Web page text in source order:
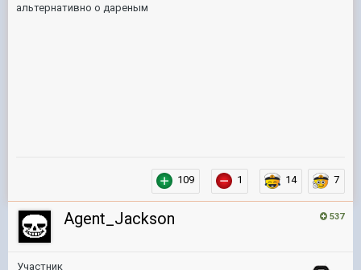
альтернативно о дареным
109 1 14 7
537
Agent_Jackson
Участник